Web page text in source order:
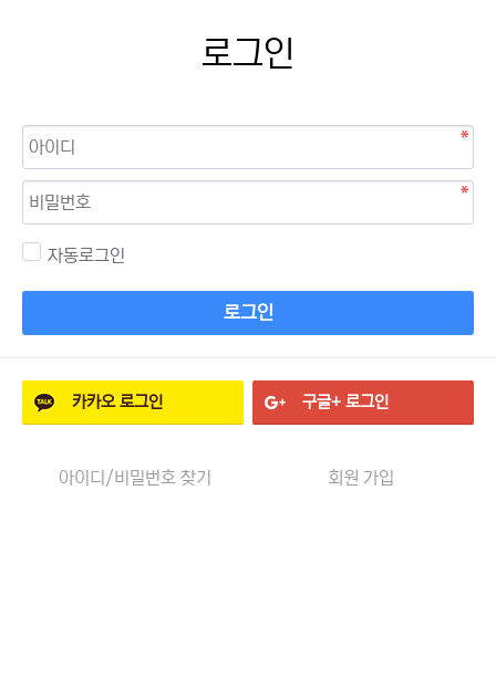
로그인
자동로그인
로그인
카카오로그인 구글+ 로그인
아이디/비밀번호 찾기 회원 가입